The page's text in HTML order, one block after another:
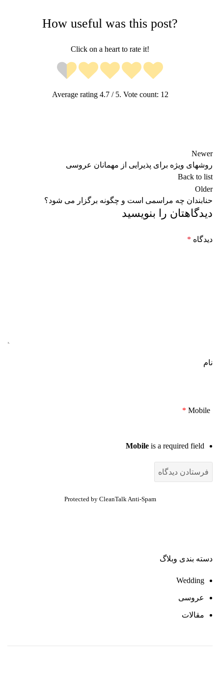
How useful was this post?
Click on a heart to rate it!
Average rating 4.7/ 5. Vote count: 12
Newer
روشهای ویژه برای پذیرایی از مهمانان عروسی
Back to list
Older
حنابندان چه مراسمی است و چگونه برگزار می شود؟
دیدگاهتان را بنویسید
دیدگاه *
نام
Mobile
*
Mobile is a required field
Protected by CleanTalk Anti-Spam
دسته بندی وبلاگ
Wedding
عروسی
مقالات